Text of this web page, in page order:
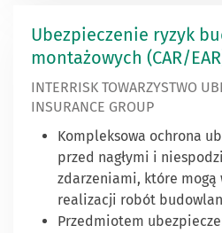
Ubezpieczenie ryzyk
montażowych (CAR/
INTERRISK TOWARZYSTWO
INSURANCE GROUP
Kompleksowa ochrona
przed nagłymi i
zdarzeniami, które mogą
realizacji robót
Przedmiotem